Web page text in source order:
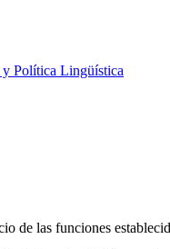
Política Lingüística
de las funciones